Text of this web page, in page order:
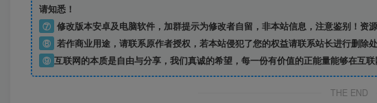
请知悉！
⑦ 修改版本安卓及电脑软件，加群提示为修改者自留， 非本站信息，注意鉴别！资
⑧ 若作商业用途，请联系原作者授权，若本站侵犯了您的权益请联系站长进行删除
⑨ 互联网的本质是自由与分享，我们真诚的希望，每一份有价值的正能量能够在互联
THE END